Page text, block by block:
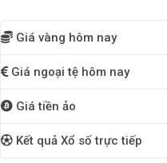
Giá vàng hôm nay
Giá ngoại tệ hôm nay
Giá tiền ảo
Kết quả Xổ số trực tiếp